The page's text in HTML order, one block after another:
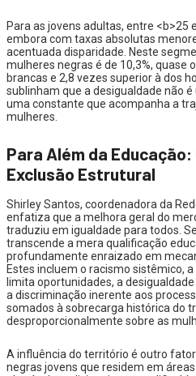
Para as jovens adultas, entre <b>25
embora com taxas absolutas
acentuada disparidade. Neste
mulheres negras é de 10,3%, quase
brancas e 2,8 vezes superior à dos
sublinham que a desigualdade não
uma constante que acompanha a
mulheres.
Para Além da Educação:
Exclusão Estrutural
Shirley Santos, coordenadora da
enfatiza que a melhora geral do
traduziu em igualdade para todos.
transcende a mera qualificação
profundamente enraizado em
Estes incluem o racismo sistêmico,
limita oportunidades, a
a discriminação inerente aos
somados à sobrecarga histórica do
desproporcionalmente sobre as
A influência do território é outro
negras jovens que residem em